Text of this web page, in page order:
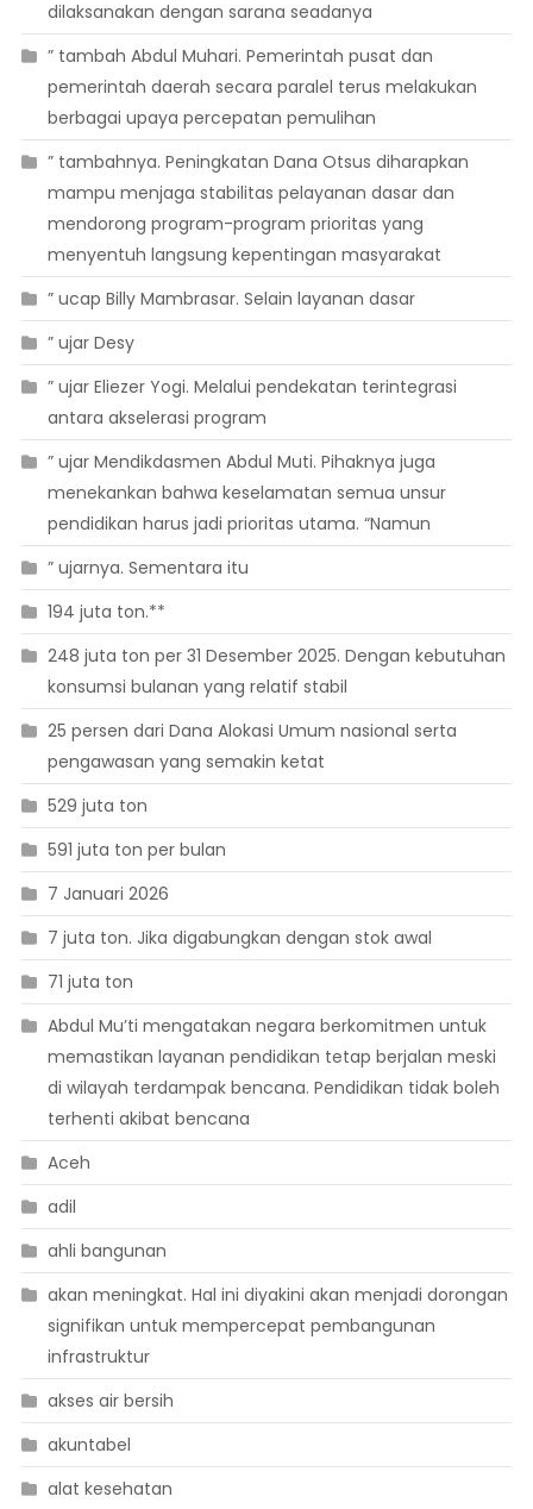
dilaksanakan dengan sarana seadanya
” tambah Abdul Muhari. Pemerintah pusat dan
pemerintah daerah secara paralel terus melakukan
berbagai upaya percepatan pemulihan
” tambahnya. Peningkatan Dana Otsus diharapkan
mampu menjaga stabilitas pelayanan dasar dan
mendorong program-program prioritas yang
menyentuh langsung kepentingan masyarakat
” ucap Billy Mambrasar. Selain layanan dasar
” ujar Desy
” ujar Eliezer Yogi. Melalui pendekatan terintegrasi
antara akselerasi program
” ujar Mendikdasmen Abdul Muti. Pihaknya juga
menekankan bahwa keselamatan semua unsur
pendidikan harus jadi prioritas utama. “Namun
” ujarnya. Sementara itu
194 juta ton.**
248 juta ton per 31 Desember 2025. Dengan kebutuhan
konsumsi bulanan yang relatif stabil
25 persen dari Dana Alokasi Umum nasional serta
pengawasan yang semakin ketat
529 juta ton
591 juta ton per bulan
7 Januari 2026
7 juta ton. Jika digabungkan dengan stok awal
71 juta ton
Abdul Mu’ti mengatakan negara berkomitmen untuk
memastikan layanan pendidikan tetap berjalan meski
di wilayah terdampak bencana. Pendidikan tidak boleh
terhenti akibat bencana
Aceh
adil
ahli bangunan
akan meningkat. Hal ini diyakini akan menjadi dorongan
signifikan untuk mempercepat pembangunan
infrastruktur
akses air bersih
akuntabel
alat kesehatan